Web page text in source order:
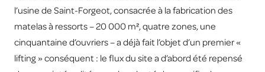
l’usine de Saint-Forgeot, consacrée à la fabrication des
matelas à ressorts – 20 000 m², quatre zones, une
cinquantaine d’ouvriers – a déjà fait l’objet d’un premier «
lifting » conséquent : le flux du site a d’abord été repensé